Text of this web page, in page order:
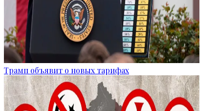
Трамп объявит о новых тарифах